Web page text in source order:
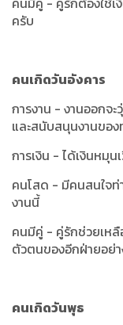
ครับ
คนเกิดวันอังคาร
การงาน - งานออกจ
และสนับสนุนงานของ
การเงิน - ได้เงินหมุ
คนโสด - มีคนสนใจท่
งานนี้
คนมีคู่ - คู่รักช่วยเหลื
ตัวตนของอีกฝ่ายอย่
คนเกิดวันพุธ